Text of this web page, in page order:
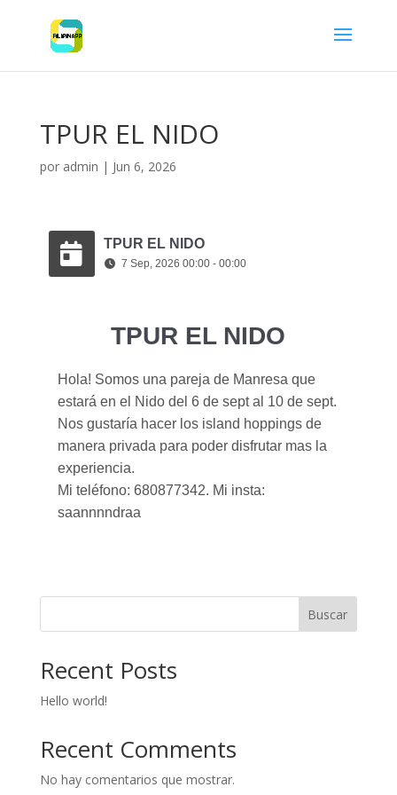
TPUR EL NIDO
por admin | Jun 6, 2026
TPUR EL NIDO
7 Sep, 2026 00:00 - 00:00
TPUR EL NIDO
Hola! Somos una pareja de Manresa que
estará en el Nido del 6 de sept al 10 de sept.
Nos gustaría hacer los island hoppings de
manera privada para poder disfrutar mas la
experiencia.
Mi teléfono: 680877342. Mi insta:
saannnndraa
Buscar
Recent Posts
Hello world!
Recent Comments
No hay comentarios que mostrar.